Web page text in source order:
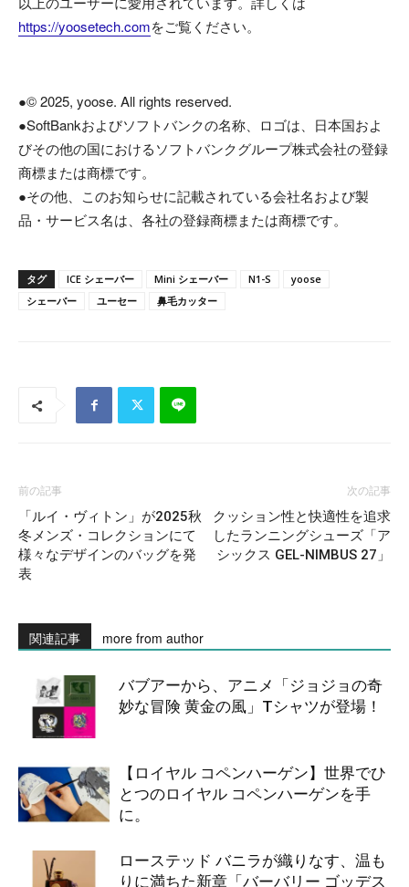
https://yoosetech.comをご覧ください。
●© 2025, yoose. All rights reserved.
●SoftBankおよびソフトバンクの名称、ロゴは、日本国およ
びその他の国におけるソフトバンクグループ株式会社の登録
商標または商標です。
●その他、このお知らせに記載されている会社名および製
品・サービス名は、各社の登録商標または商標です。
タグ ICE シェーバー Mini シェーバー N1-S
yoose
シェーバー
ユーセー 鼻毛カッター
前の記事
「ルイ・ヴィトン」が2025秋
冬メンズ・コレクションにて
様々なデザインのバッグを発
表
次の記事
クッション性と快適性を追求
したランニングシューズ「ア
シックス GEL-NIMBUS 27」
関連記事 more from author
バブアーから、アニメ「ジョジョの奇
妙な冒険 黄金の風」Tシャツが登場！
【ロイヤル コペンハーゲン】世界でひ
とつのロイヤル コペンハーゲンを手
に。
ローステッド バニラが織りなす、温も
りに満ちた新章「バーバリー ゴッデス